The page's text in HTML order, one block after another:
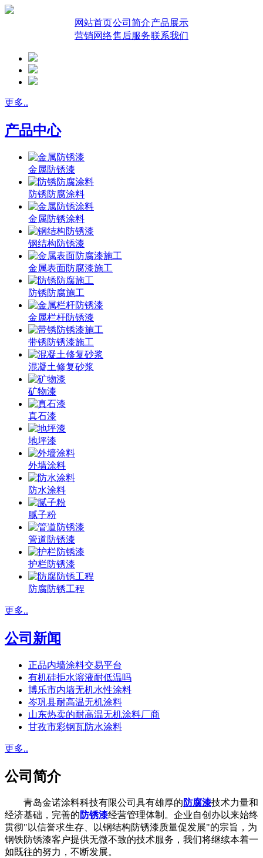
网站首页公司简介产品展示
营销网络售后服务联系我们
更多..
产品中心
金属防锈漆
防锈防腐涂料
金属防锈涂料
钢结构防锈漆
金属表面防腐漆施工
防锈防腐施工
金属栏杆防锈漆
带锈防锈漆施工
混凝土修复砂浆
矿物漆
真石漆
地坪漆
外墙涂料
防水涂料
腻子粉
管道防锈漆
护栏防锈漆
防腐防锈工程
更多..
公司新闻
正品内墙涂料交易平台
有机硅拒水溶液耐低温吗
博乐市内墙无机水性涂料
岑巩县耐高温无机涂料
山东热卖的耐高温无机涂料厂商
甘孜市彩钢瓦防水涂料
更多..
公司简介
青岛金诺涂料科技有限公司具有雄厚的 防腐漆技术力量和
经济基础，完善的 防锈漆经营管理体制。企业自创办以来始终
贯彻"以信誉求生存、以钢结构防锈漆质量促发展"的宗旨，为
钢铁防锈漆客户提供无微不致的技术服务，我们将继续本着一
如既往的努力，不断发展。